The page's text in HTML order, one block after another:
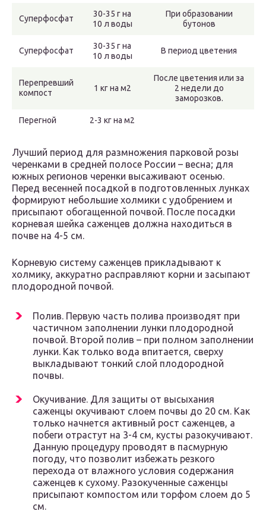
Суперфосфат
30-35 г на
10 л воды
При образовании
бутонов
Суперфосфат
30-35 г на
10 л воды
В период цветения
Перепревший
компост
1 кг на м2
После цветения или за
2 недели до
заморозков.
Перегной 2-3 кг на м2
Лучший период для размножения парковой розы
черенками в средней полосе России – весна; для
южных регионов черенки высаживают осенью.
Перед весенней посадкой в подготовленных лунках
формируют небольшие холмики с удобрением и
присыпают обогащенной почвой. После посадки
корневая шейка саженцев должна находиться в
почве на 4-5 см.
Корневую систему саженцев прикладывают к
холмику, аккуратно расправляют корни и засыпают
плодородной почвой.
Полив. Первую часть полива производят при
частичном заполнении лунки плодородной
почвой. Второй полив – при полном заполнении
лунки. Как только вода впитается, сверху
выкладывают тонкий слой плодородной
почвы.
Окучивание. Для защиты от высыхания
саженцы окучивают слоем почвы до 20 см. Как
только начнется активный рост саженцев, а
побеги отрастут на 3-4 см, кусты разокучивают.
Данную процедуру проводят в пасмурную
погоду, что позволит избежать резкого
перехода от влажного условия содержания
саженцев к сухому. Разокученные саженцы
присыпают компостом или торфом слоем до 5
см.